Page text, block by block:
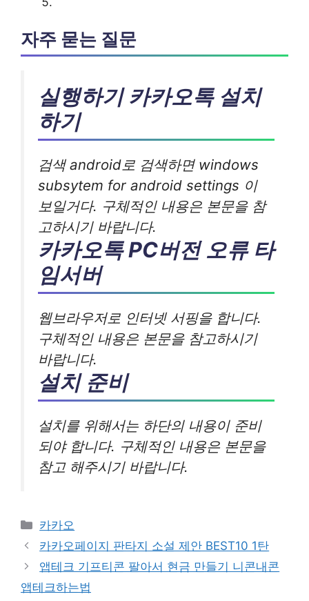
자주 묻는 질문
실행하기 카카오톡 설치
하기
검색 android로 검색하면 windows
subsytem for android settings 이
보일거다. 구체적인 내용은 본문을 참
고하시기 바랍니다.
카카오톡 PC버전 오류 타
임서버
웹브라우저로 인터넷 서핑을 합니다.
구체적인 내용은 본문을 참고하시기
바랍니다.
설치 준비
설치를 위해서는 하단의 내용이 준비
되야 합니다. 구체적인 내용은 본문을
참고 해주시기 바랍니다.
카
테
고
리
카카오
카카오페이지 판타지 소설 제안 BEST10 1탄
앱테크 기프티콘 팔아서 현금 만들기 니콘내콘
앱테크하는법